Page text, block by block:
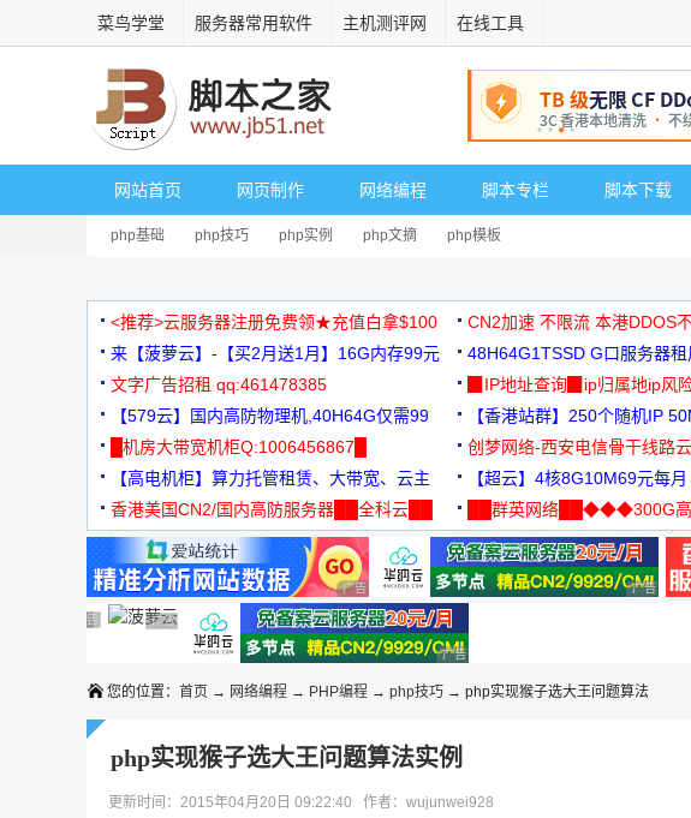
菜鸟学堂 服务器常用软件 主机测评网 在线工具
网站首页 网页制作 网络编程 脚本专栏 脚本下载
php基础 php技巧 php实例 php文摘 php模板
<推荐>云服务器注册免费领★充值白拿$100 CN2加速 不限流 本港DDOS
来【菠萝云】-【买2月送1月】16G内存99元
48H64G1TSSD G口服务器
3000+可免费测试
文字广告招租 qq:461478385
▉IP地址查询▉ip归属地ip风
【579云】国内高防物理机,40H64G仅需99
元
【香港站群】250个随机IP
█机房大带宽机柜Q:1006456867█
创梦网络-西安电信骨干线路
88元/月
【高电机柜】算力托管租赁、大带宽、云主
机
【超云】4核8G10M69元每月
香港美国CN2/国内高防服务器██全科云██
██群英网络██◆◆◆300G高
◆◆◆
广告 商业广告，理性选择 广告 商业
广告 商业广告，理性选择
广告 商业广告，理性选择
广告 商业广告，理性选择广告 商业广告，理性选择
广告 商业广告，理性选择
您的位置： 首页 → 网络编程 → PHP编程 → php技巧 → php实现猴子选大王问题算法
php实现猴子选大王问题算法实例
更新时间：2015年04月20日 09:22:40 作者：wujunwei928